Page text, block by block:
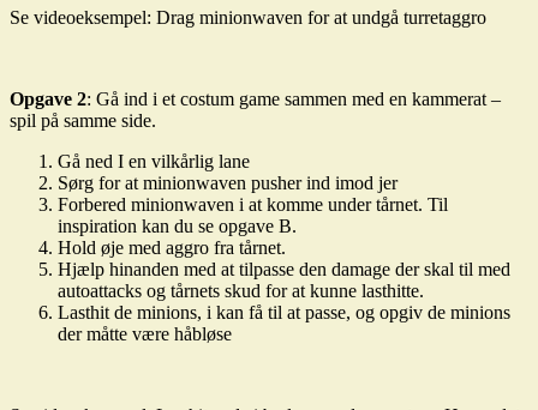
Se videoeksempel: Drag minionwaven for at undgå turretaggro
Opgave 2: Gå ind i et costum game sammen med en kammerat –
spil på samme side.
Gå ned I en vilkårlig lane
Sørg for at minionwaven pusher ind imod jer
Forbered minionwaven i at komme under tårnet. Til
inspiration kan du se opgave B.
Hold øje med aggro fra tårnet.
Hjælp hinanden med at tilpasse den damage der skal til med
autoattacks og tårnets skud for at kunne lasthitte.
Lasthit de minions, i kan få til at passe, og opgiv de minions
der måtte være håbløse